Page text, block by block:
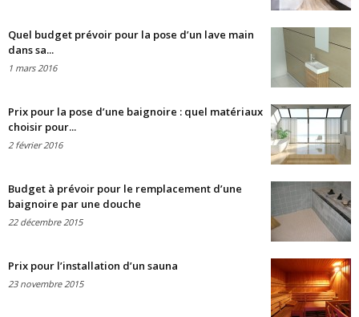
Quel budget prévoir pour la pose d’un lave main
dans sa...
1 mars 2016
Prix pour la pose d’une baignoire : quel matériaux
choisir pour...
2 février 2016
Budget à prévoir pour le remplacement d’une
baignoire par une douche
22 décembre 2015
Prix pour l’installation d’un sauna
23 novembre 2015